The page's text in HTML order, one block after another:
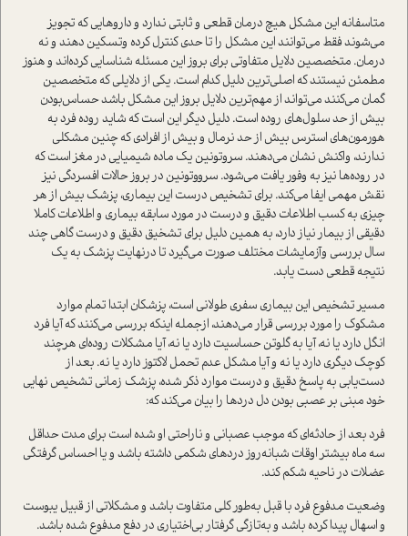
متاسفانه این مشکل هیچ درمان قطعی و ثابتی ندارد و داروهایی که تجویز
می‌شوند فقط می‌توانند این مشکل را تا حدی کنترل کرده وتسکین دهند و نه
درمان. متخصصین دلایل متفاوتی برای بروز این مسئله شناسایی کرده‌اند و هنوز
مطمئن نیستند که اصلی‌ترین دلیل کدام است. یکی از دلایلی که متخصصین
گمان می‌کنند می‌تواند از مهم‌ترین دلایل بروز این مشکل باشد حساس‌بودن
بیش از حد سلول‌های روده است. دلیل دیگر این است که شاید روده فرد به
هورمون‌های استرس بیش از حد نرمال و بیش از افرادی که چنین مشکلی
ندارند، واکنش نشان می‌دهند. سروتونین یک ماده شیمیایی در مغز است که
در روده‌ها نیز به وفور یافت می‌شود. سرووتونین در بروز حالات افسردگی نیز
نقش مهمی ‌ایفا می‌کند. برای تشخیص درست این بیماری، پزشک بیش از هر
چیزی به کسب اطلاعات دقیق و درست در مورد سابقه بیماری و اطلاعات کاملا
دقیقی از بیمار نیاز دارد، به همین دلیل برای تشخیق دقیق و درست گاهی چند
سال بررسی وآزمایشات مختلف صورت می‌گیرد تا در‌نهایت پزشک به یک
نتیجه قطعی دست یابد.
مسیر تشخیص این بیماری سفری طولانی است، پزشکان ابتدا تمام موارد
مشکوک را مورد بررسی قرار می‌دهند، از‌جمله اینکه بررسی می‌کنند که آیا فرد
انگل دارد یا نه، آیا به گلوتن حساسیت دارد یا نه، آیا مشکلات روده‌ای هرچند
کوچک دیگری دارد یا نه و آیا مشکل عدم تحمل لاکتوز دارد یا نه. بعد از
دست‌یابی به پاسخ دقیق و درست موارد ذکر شده، پزشک زمانی تشخیص نهایی
خود مبنی بر عصبی بودن دل دردها را بیان می‌کند که‌:
فرد بعد از حادثه‌ای که موجب عصبانی و ناراحتی او شده است برای مدت حداقل
سه ماه بیشتر اوقات شبانه‌روز دردهای شکمی ‌داشته باشد و یا احساس گرفتگی
عضلات در ناحیه شکم کند.
وضعیت مدفوع فرد با قبل به‌طور کلی متفاوت باشد و مشکلاتی از قبیل یبوست
و اسهال پیدا کرده باشد و به‌تازگی گرفتار بی‌اختیاری در دفع مدفوع شده باشد.